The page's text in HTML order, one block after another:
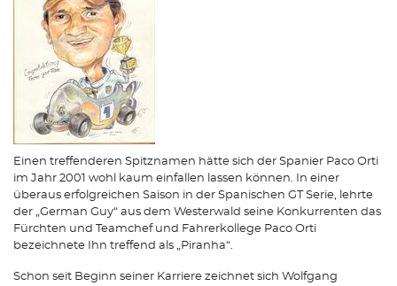
Einen treffenderen Spitznamen hätte sich der Spanier Paco Orti
im Jahr 2001 wohl kaum einfallen lassen können. In einer
überaus erfolgreichen Saison in der Spanischen GT Serie, lehrte
der „German Guy“ aus dem Westerwald seine Konkurrenten das
Fürchten und Teamchef und Fahrerkollege Paco Orti
bezeichnete Ihn treffend als „Piranha“.
Schon seit Beginn seiner Karriere zeichnet sich Wolfgang